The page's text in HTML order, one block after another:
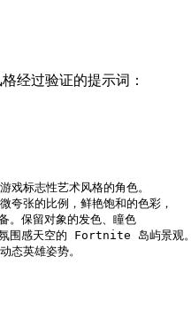
经过验证的提示词：
标志性艺术风格的角色。
张的比例，鲜艳饱和的色彩，
。保留对象的发色、瞳色
氛围感天空的 Fortnite 岛屿景观
英雄姿势。